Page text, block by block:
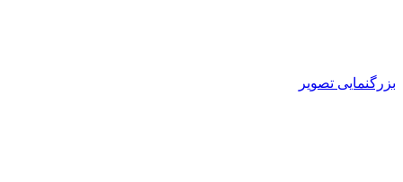
بزرگنمایی تصویر